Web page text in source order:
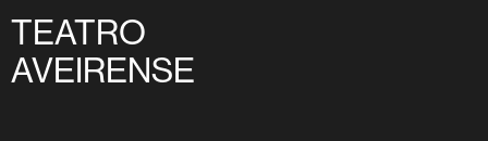
TEATRO
AVEIRENSE